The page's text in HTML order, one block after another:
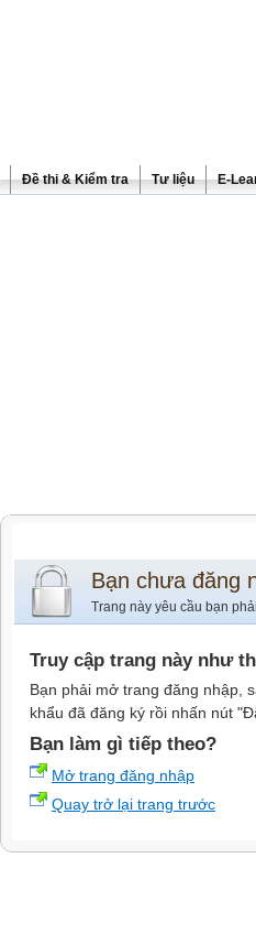
Đề thi & Kiểm tra Tư liệu E-
Bạn chưa đăng
Trang này yêu cầu bạn
Truy cập trang này như
Bạn phải mở trang đăng nhập,
khẩu đã đăng ký rồi nhấn nút
Bạn làm gì tiếp theo?
Mở trang đăng nhập
Quay trở lại trang trước